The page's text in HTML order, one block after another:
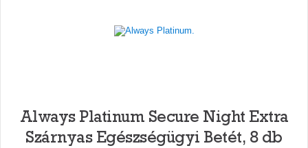
Always Platinum Secure Night Extra
Szárnyas Egészségügyi Betét, 8 db